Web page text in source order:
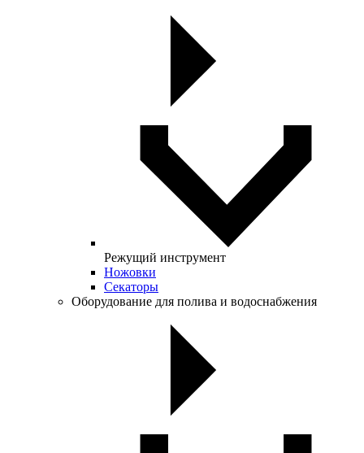
Режущий инструмент
Ножовки
Секаторы
Оборудование для полива и водоснабжения